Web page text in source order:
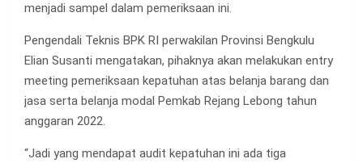
menjadi sampel dalam pemeriksaan ini.
Pengendali Teknis BPK RI perwakilan Provinsi Bengkulu
Elian Susanti mengatakan, pihaknya akan melakukan entry
meeting pemeriksaan kepatuhan atas belanja barang dan
jasa serta belanja modal Pemkab Rejang Lebong tahun
anggaran 2022.
“Jadi yang mendapat audit kepatuhan ini ada tiga